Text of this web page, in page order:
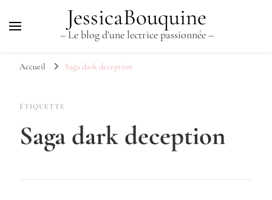
JessicaBouquine
– Le blog d'une lectrice passionnée –
Accueil Saga dark deception
ÉTIQUETTE
Saga dark deception